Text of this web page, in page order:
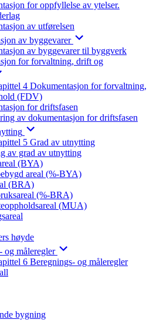
for oppfyllelse av ytelser.
av utførelsen
av byggevarer
av byggevarer til byggverk
for forvaltning, drift og
4 Dokumentasjon for forvaltning,
(FDV)
for driftsfasen
av dokumentasjon for driftsfasen
5 Grad av utnytting
av grad av utnytting
(BYA)
areal (%-BYA)
(BRA)
(%-BRA)
(MUA)
høyde
og måleregler
6 Beregnings- og måleregler
bygning